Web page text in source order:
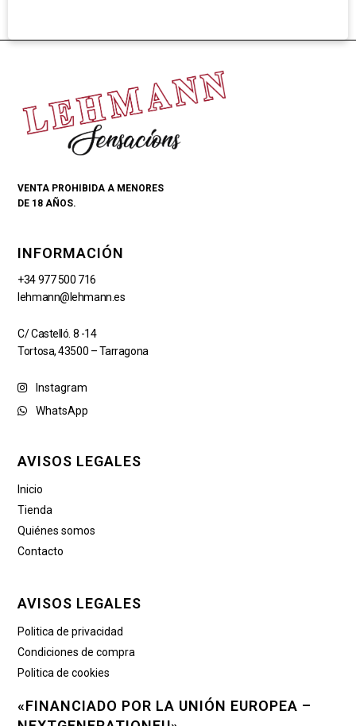
VENTA PROHIBIDA A MENORES
DE 18 AÑOS.
INFORMACIÓN
+34 977 500 716
lehmann@lehmann.es
C/ Castelló. 8 -14
Tortosa, 43500 – Tarragona
Instagram
WhatsApp
AVISOS LEGALES
Inicio
Tienda
Quiénes somos
Contacto
AVISOS LEGALES
Politica de privacidad
Condiciones de compra
Politica de cookies
«FINANCIADO POR LA UNIÓN EUROPEA –